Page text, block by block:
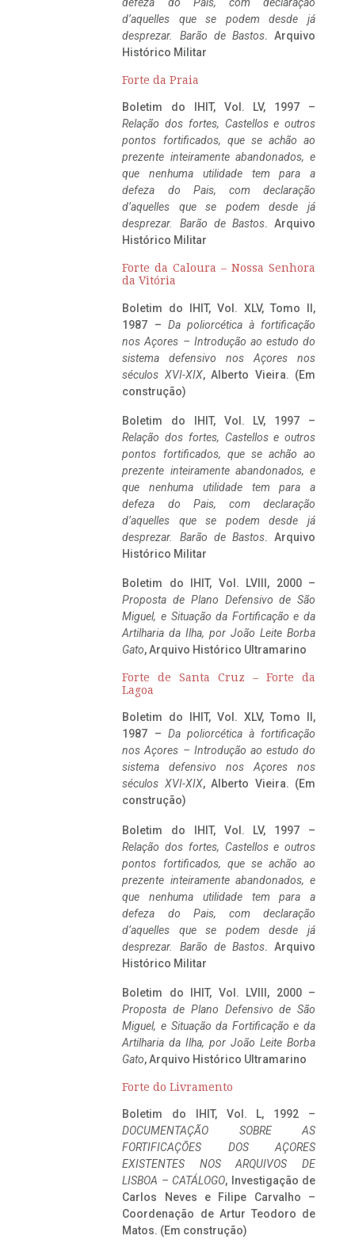
d’aquelles que se podem desde já
desprezar. Barão de Bastos. Arquivo
Histórico Militar
Forte da Praia
Boletim do IHIT, Vol. LV, 1997 –
Relação dos fortes, Castellos e outros
pontos fortificados, que se achão ao
prezente inteiramente abandonados, e
que nenhuma utilidade tem para a
defeza do Pais, com declaração
d’aquelles que se podem desde já
desprezar. Barão de Bastos. Arquivo
Histórico Militar
Forte da Caloura – Nossa Senhora
da Vitória
Boletim do IHIT, Vol. XLV, Tomo II,
1987 – Da poliorcética à fortificação
nos Açores – Introdução ao estudo do
sistema defensivo nos Açores nos
séculos XVI-XIX, Alberto Vieira. (Em
construção)
Boletim do IHIT, Vol. LV, 1997 –
Relação dos fortes, Castellos e outros
pontos fortificados, que se achão ao
prezente inteiramente abandonados, e
que nenhuma utilidade tem para a
defeza do Pais, com declaração
d’aquelles que se podem desde já
desprezar. Barão de Bastos. Arquivo
Histórico Militar
Boletim do IHIT, Vol. LVIII, 2000 –
Proposta de Plano Defensivo de São
Miguel, e Situação da Fortificação e da
Artilharia da Ilha, por João Leite Borba
Gato, Arquivo Histórico Ultramarino
Forte de Santa Cruz – Forte da
Lagoa
Boletim do IHIT, Vol. XLV, Tomo II,
1987 – Da poliorcética à fortificação
nos Açores – Introdução ao estudo do
sistema defensivo nos Açores nos
séculos XVI-XIX, Alberto Vieira. (Em
construção)
Boletim do IHIT, Vol. LV, 1997 –
Relação dos fortes, Castellos e outros
pontos fortificados, que se achão ao
prezente inteiramente abandonados, e
que nenhuma utilidade tem para a
defeza do Pais, com declaração
d’aquelles que se podem desde já
desprezar. Barão de Bastos. Arquivo
Histórico Militar
Boletim do IHIT, Vol. LVIII, 2000 –
Proposta de Plano Defensivo de São
Miguel, e Situação da Fortificação e da
Artilharia da Ilha, por João Leite Borba
Gato, Arquivo Histórico Ultramarino
Forte do Livramento
Boletim do IHIT, Vol. L, 1992 –
DOCUMENTAÇÃO SOBRE AS
FORTIFICAÇÕES DOS AÇORES
EXISTENTES NOS ARQUIVOS DE
LISBOA – CATÁLOGO, Investigação de
Carlos Neves e Filipe Carvalho –
Coordenação de Artur Teodoro de
Matos. (Em construção)